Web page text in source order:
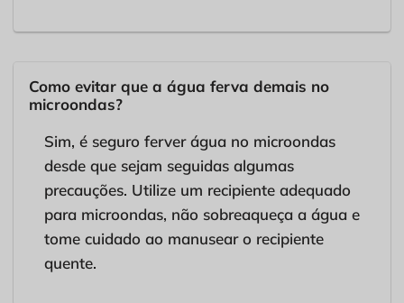
Como evitar que a água ferva demais no
microondas?
Sim, é seguro ferver água no microondas
desde que sejam seguidas algumas
precauções. Utilize um recipiente adequado
para microondas, não sobreaqueça a água e
tome cuidado ao manusear o recipiente
quente.